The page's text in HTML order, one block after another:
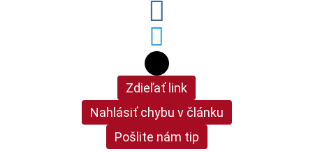
Zdieľať link
Nahlásiť chybu v článku
Pošlite nám tip